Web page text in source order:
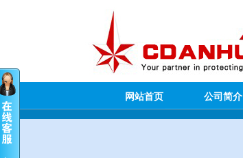
网站首页 公司简介